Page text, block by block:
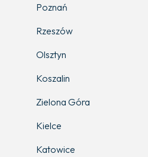
Poznań
Rzeszów
Olsztyn
Koszalin
Zielona Góra
Kielce
Katowice